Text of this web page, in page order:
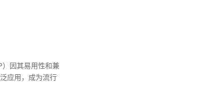
因其易用性和兼
应用，成为流行